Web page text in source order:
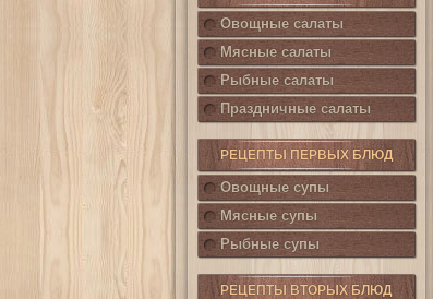
Овощные салаты
Мясные салаты
Рыбные салаты
Праздничные салаты
РЕЦЕПТЫ ПЕРВЫХ БЛЮД
Овощные супы
Мясные супы
Рыбные супы
РЕЦЕПТЫ ВТОРЫХ БЛЮД